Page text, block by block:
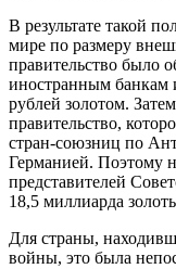
В результате такой
мире по размеру
правительство было
иностранным банкам
рублей золотом.
правительство,
стран-союзниц по
Германией. Поэтому
представителей
18,5 миллиарда
Для страны,
войны, это была